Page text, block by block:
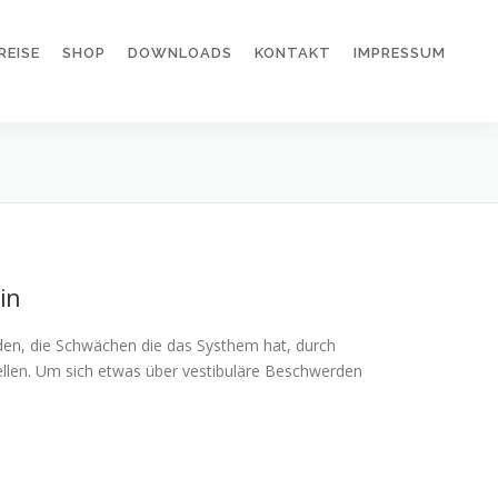
SHOP DOWNLOADS KONTAKT IMPRESSUM
die Schwächen die das Systhem hat, durch
Um sich etwas über vestibuläre Beschwerden